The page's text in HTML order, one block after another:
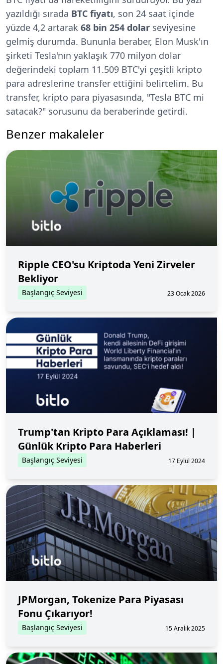
yazıldığı sırada BTC fiyatı, son 24 saat içinde
yüzde 4,2 artarak 68 bin 254 dolar seviyesine
gelmiş durumda. Bununla beraber, Elon Musk'ın
şirketi Tesla'nın yaklaşık 770 milyon dolar
değerindeki toplam 11.509 BTC'yi çeşitli kripto
para adreslerine transfer ettiğini belirtelim. Bu
transfer, kripto para piyasasında, "Tesla BTC mi
satacak?" sorusunu da beraberinde getirdi.
Benzer makaleler
Ripple CEO'su Kriptoda Yeni Zirveler
Bekliyor
Başlangıç Seviyesi 23 Ocak 2026
Trump'tan Kripto Para Açıklaması! |
Günlük Kripto Para Haberleri
Başlangıç Seviyesi 17 Eylül 2024
JPMorgan, Tokenize Para Piyasası
Fonu Çıkarıyor!
Başlangıç Seviyesi 15 Aralık 2025